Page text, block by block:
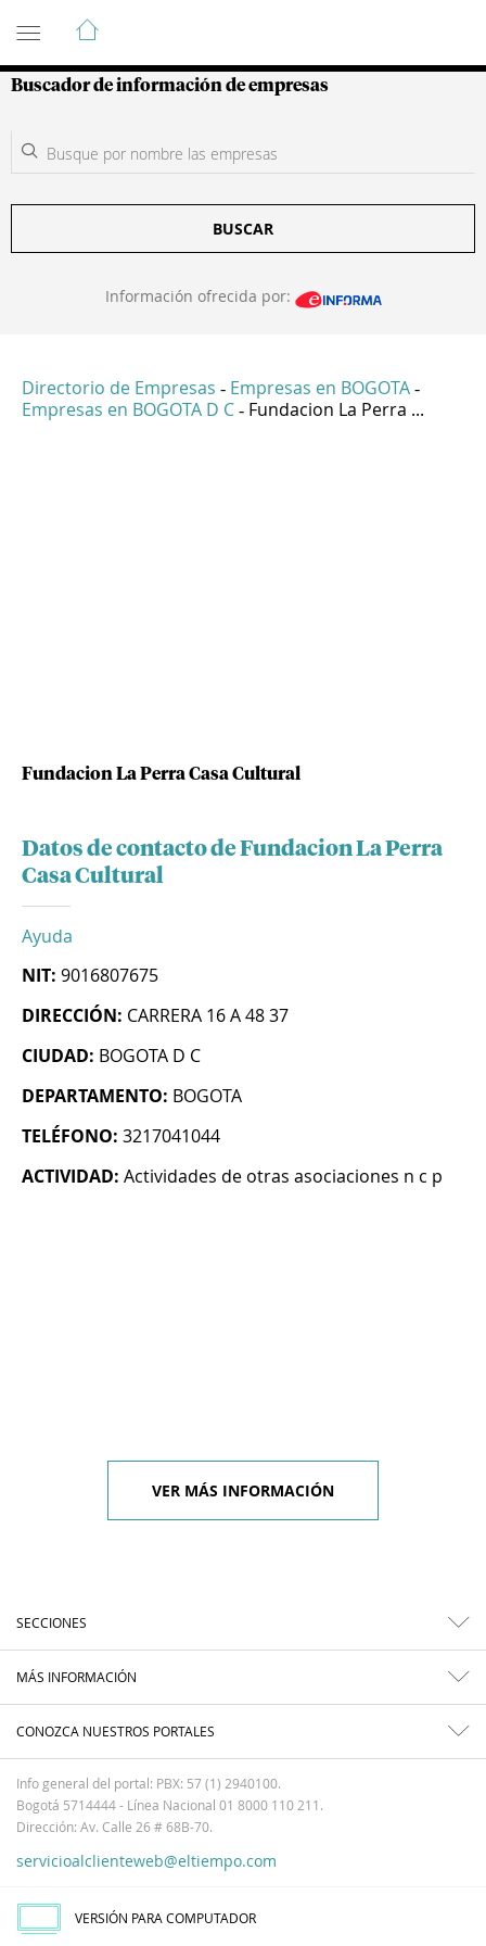
Guía de Empresas Colombianas
Buscador de información de empresas
BUSCAR
Información ofrecida por:
Directorio de Empresas - Empresas en BOGOTA -
Empresas en BOGOTA D C - Fundacion La Perra ...
Fundacion La Perra Casa Cultural
Datos de contacto de Fundacion La Perra
Casa Cultural
Ayuda
NIT: 9016807675
DIRECCIÓN: CARRERA 16 A 48 37
CIUDAD: BOGOTA D C
DEPARTAMENTO: BOGOTA
TELÉFONO: 3217041044
ACTIVIDAD: Actividades de otras asociaciones n c p
VER MÁS INFORMACIÓN
SECCIONES
MÁS INFORMACIÓN
CONOZCA NUESTROS PORTALES
Info general del portal: PBX: 57 (1) 2940100.
Bogotá 5714444 - Línea Nacional 01 8000 110 211.
Dirección: Av. Calle 26 # 68B-70.
servicioalclienteweb@eltiempo.com
VERSIÓN PARA COMPUTADOR